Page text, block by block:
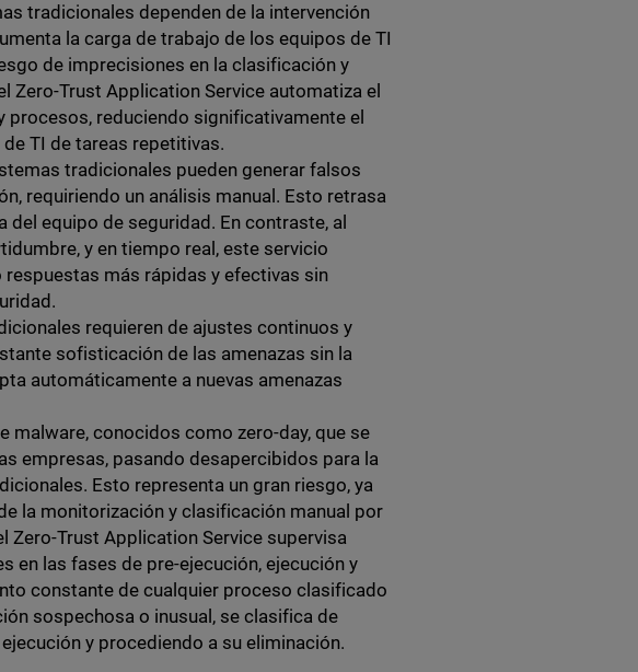
tradicionales dependen de la intervención
la carga de trabajo de los equipos de TI
de imprecisiones en la clasificación y
Zero-Trust Application Service automatiza el
reduciendo significativamente el
TI de tareas repetitivas.
tradicionales pueden generar falsos
requiriendo un análisis manual. Esto retrasa
equipo de seguridad. En contraste, al
y en tiempo real, este servicio
más rápidas y efectivas sin
requieren de ajustes continuos y
sofisticación de las amenazas sin la
automáticamente a nuevas amenazas
malware, conocidos como zero-day, que se
empresas, pasando desapercibidos para la
Esto representa un gran riesgo, ya
la monitorización y clasificación manual por
Zero-Trust Application Service supervisa
en las fases de pre-ejecución, ejecución y
constante de cualquier proceso clasificado
sospechosa o inusual, se clasifica de
y procediendo a su eliminación.